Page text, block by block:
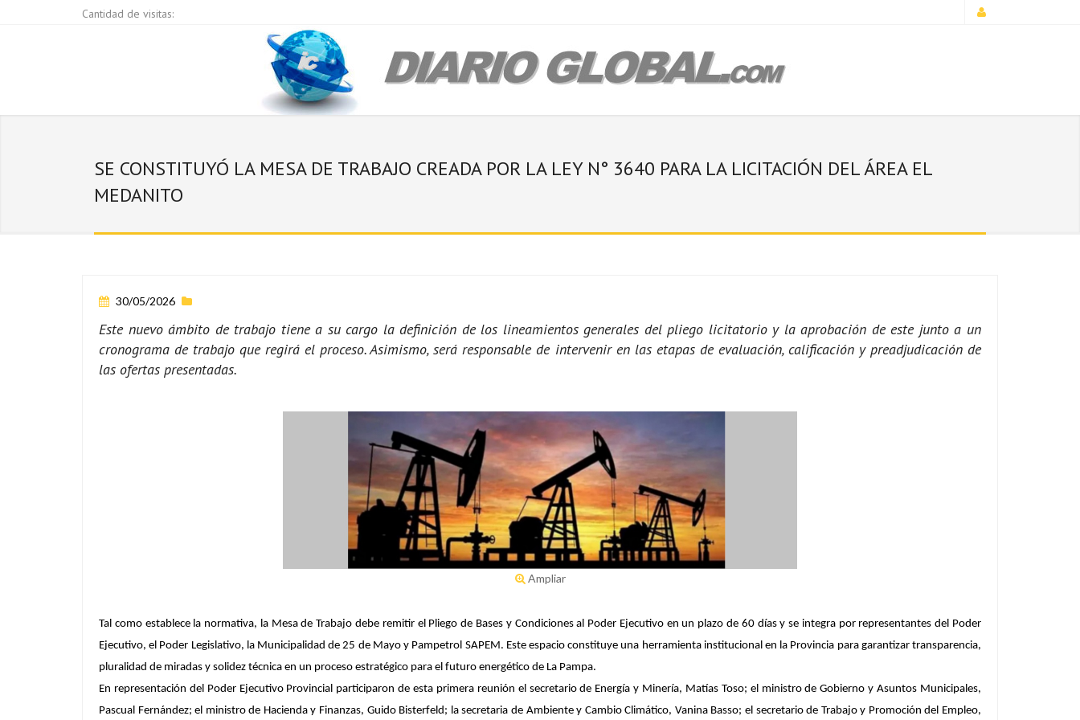
Cantidad de visitas:
SE CONSTITUYÓ LA MESA DE TRABAJO CREADA POR LA LEY N° 3640 PARA LA LICITACIÓN DEL ÁREA EL
MEDANITO
30/05/2026
Este nuevo ámbito de trabajo tiene a su cargo la definición de los lineamientos generales del pliego licitatorio y la aprobación de este junto a un
cronograma de trabajo que regirá el proceso. Asimismo, será responsable de intervenir en las etapas de evaluación, calificación y preadjudicación de
las ofertas presentadas.
Ampliar
Tal como establece la normativa, la Mesa de Trabajo debe remitir el Pliego de Bases y Condiciones al Poder Ejecutivo en un plazo de 60 días y se integra por representantes del Poder
Ejecutivo, el Poder Legislativo, la Municipalidad de 25 de Mayo y Pampetrol SAPEM. Este espacio constituye una herramienta institucional en la Provincia para garantizar transparencia,
pluralidad de miradas y solidez técnica en un proceso estratégico para el futuro energético de La Pampa.
En representación del Poder Ejecutivo Provincial participaron de esta primera reunión el secretario de Energía y Minería, Matías Toso; el ministro de Gobierno y Asuntos Municipales,
Pascual Fernández; el ministro de Hacienda y Finanzas, Guido Bisterfeld; la secretaria de Ambiente y Cambio Climático, Vanina Basso; el secretario de Trabajo y Promoción del Empleo,